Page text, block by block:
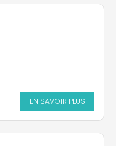
EN SAVOIR PLUS